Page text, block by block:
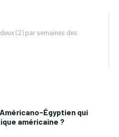
(2) par semaines des
Égyptien qui
américaine ?